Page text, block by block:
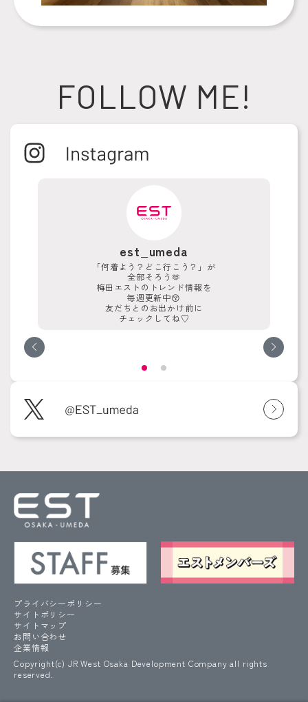
FOLLOW ME!
est_umeda
「何着よう？どこ行こう？」が
全部そろう🫶
梅田エストのトレンド情報を
毎週更新中😚
友だちとのお出かけ前に
チェックしてね♡
プライバシーポリシー
サイトポリシー
サイトマップ
お問い合わせ
企業情報
Copyright(c) JR West Osaka Development Company all rights
reserved.